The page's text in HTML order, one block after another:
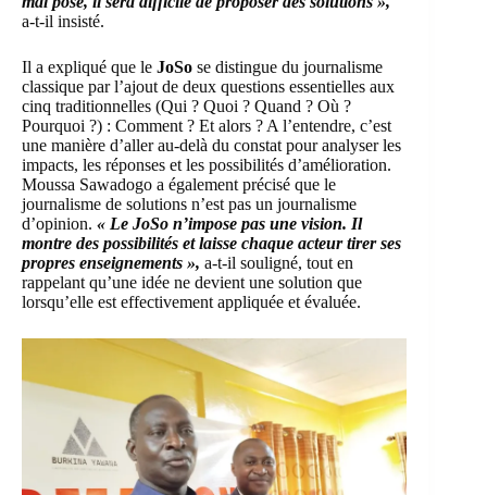
a-t-il insisté.
Il a expliqué que le JoSo se distingue du journalisme
classique par l’ajout de deux questions essentielles aux
cinq traditionnelles (Qui ? Quoi ? Quand ? Où ?
Pourquoi ?) : Comment ? Et alors ? A l’entendre, c’est
une manière d’aller au-delà du constat pour analyser les
impacts, les réponses et les possibilités d’amélioration.
Moussa Sawadogo a également précisé que le
journalisme de solutions n’est pas un journalisme
d’opinion. « Le JoSo n’impose pas une vision. Il
montre des possibilités et laisse chaque acteur tirer ses
propres enseignements », a-t-il souligné, tout en
rappelant qu’une idée ne devient une solution que
lorsqu’elle est effectivement appliquée et évaluée.